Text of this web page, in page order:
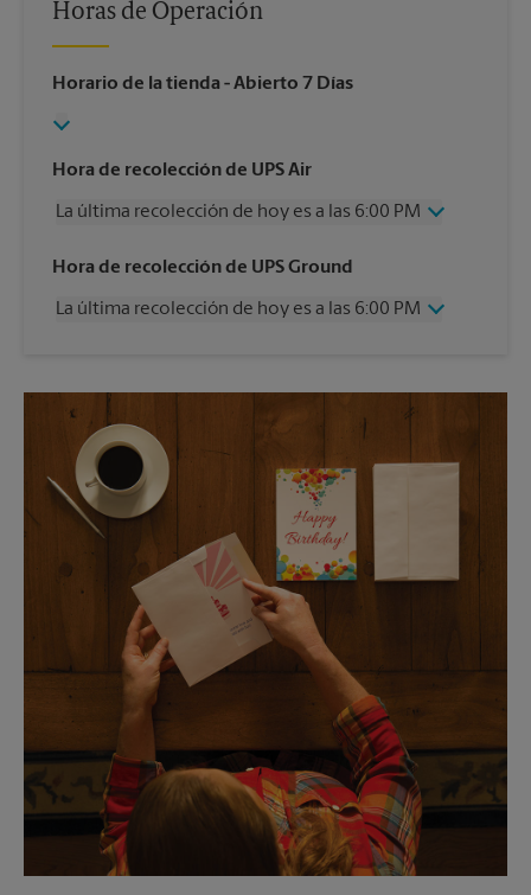
Horas de Operación
Horario de la tienda - Abierto 7 Días
Hora de recolección de UPS Air
La última recolección de hoy es a las 6:00 PM
Miércoles
6:00 PM
Viernes
6:00 PM
Lunes
6:00 PM
Martes
Hora de recolección de UPS Ground
La última recolección de hoy es a las 6:00 PM
Viernes
Sábado
Domingo
Sin Recolección
Lunes
Martes